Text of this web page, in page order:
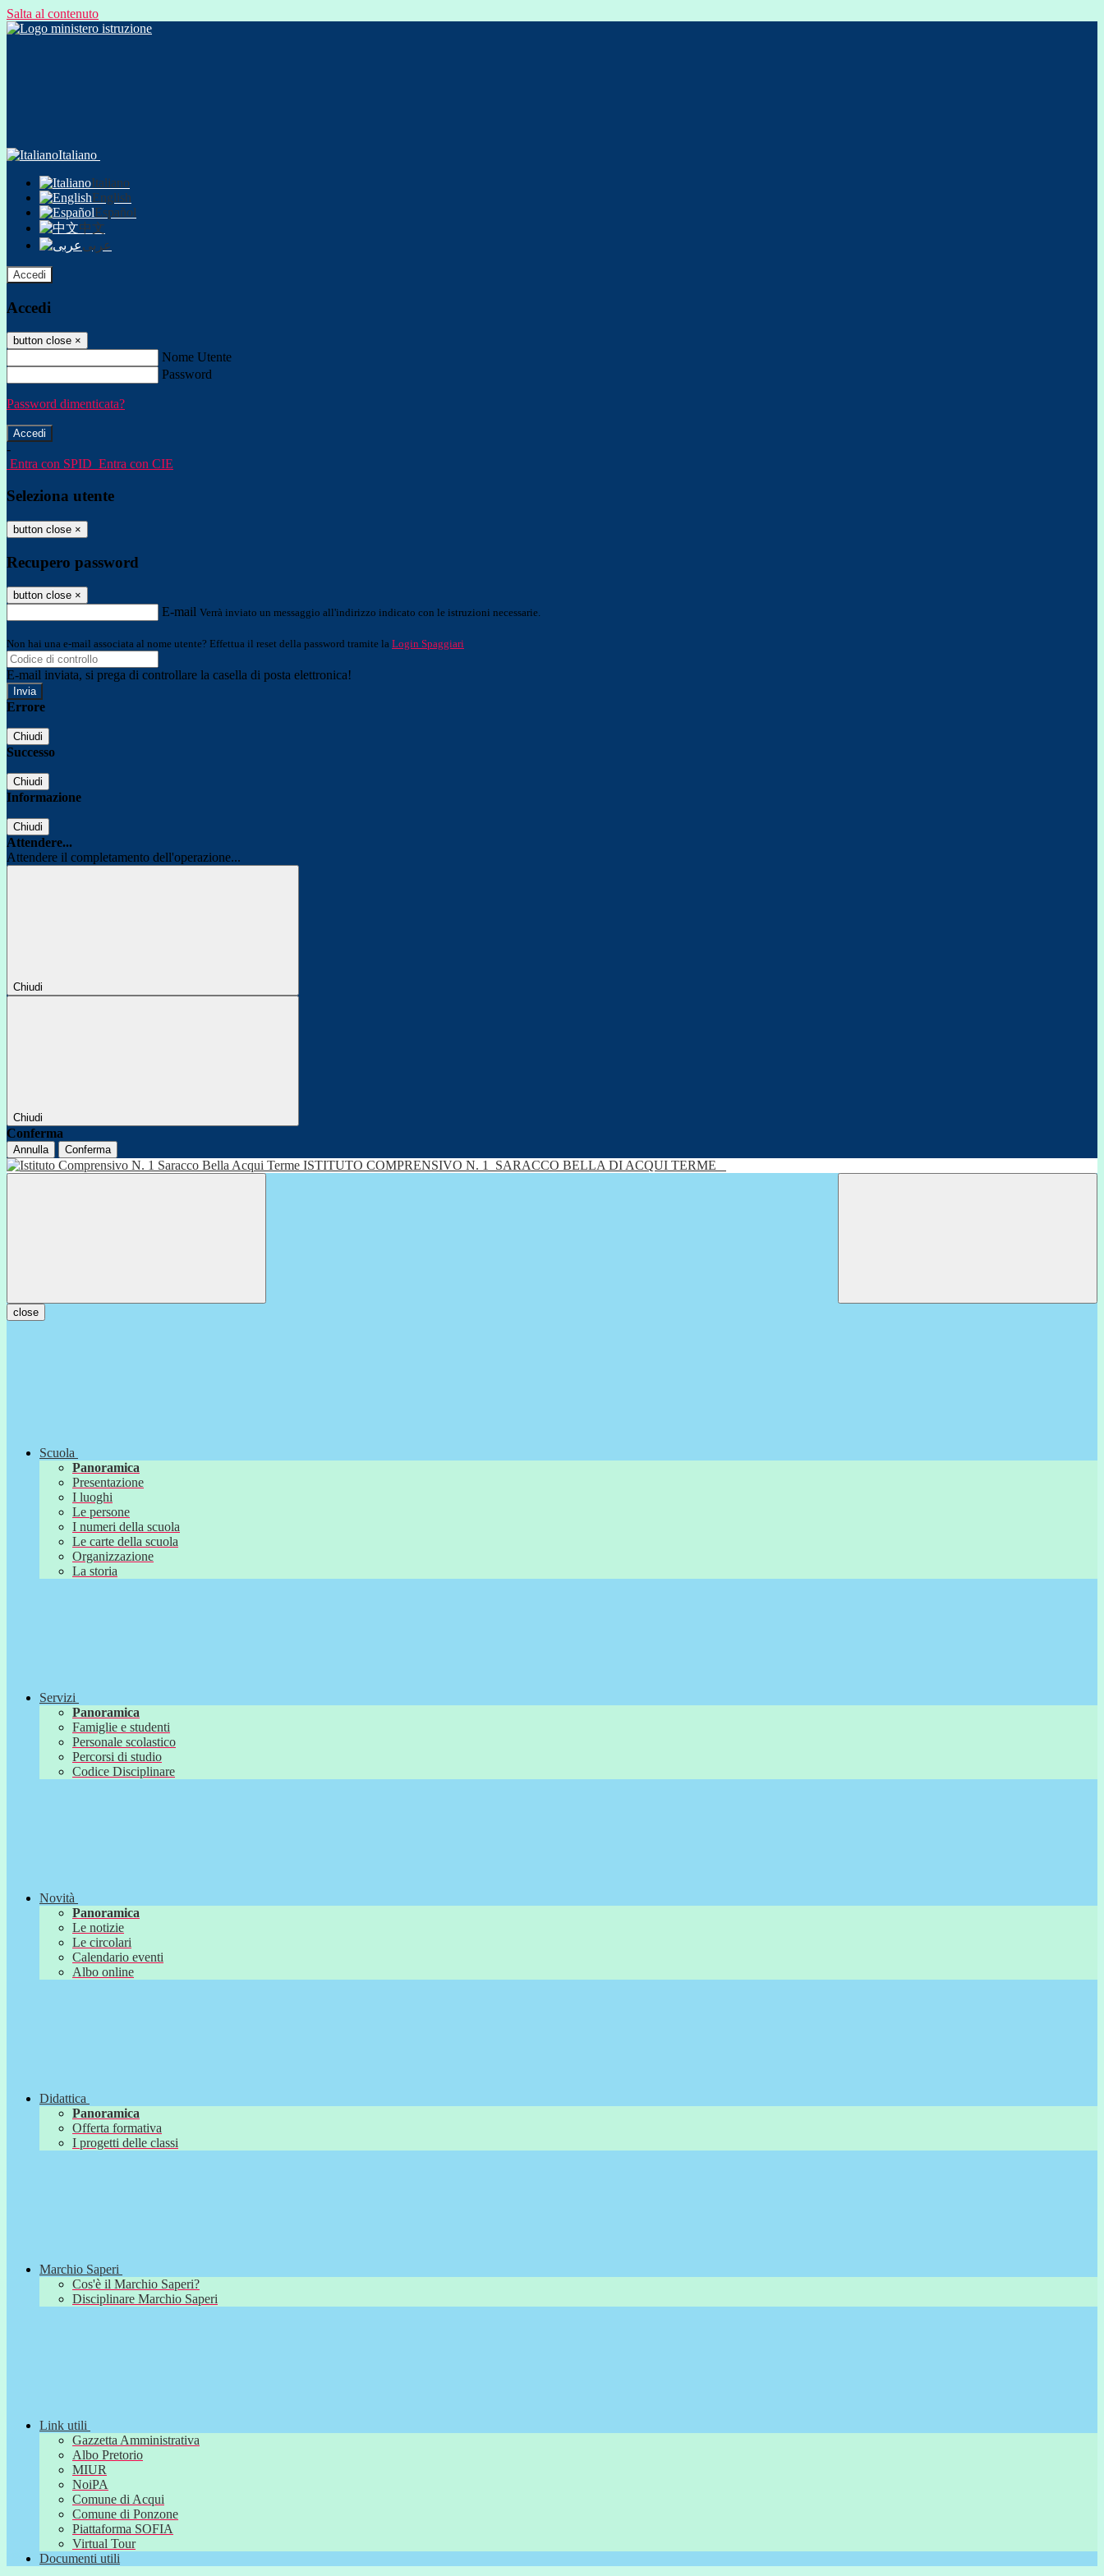
Salta al contenuto
Italiano
Italiano
English
Español
中文
عربى
Accedi
Accedi
button close ×
Nome Utente
Password
Password dimenticata?
-
Entra con SPID Entra con CIE
Seleziona utente
button close ×
Recupero password
button close ×
E-mail Verrà inviato un messaggio all'indirizzo indicato con le istruzioni necessarie.
Non hai una e-mail associata al nome utente? Effettua il reset della password tramite la Login Spaggiari
E-mail inviata, si prega di controllare la casella di posta elettronica!
Errore
Chiudi
Successo
Chiudi
Informazione
Chiudi
Attendere...
Attendere il completamento dell'operazione...
Chiudi
Chiudi
Conferma
Annulla Conferma
ISTITUTO COMPRENSIVO N. 1 SARACCO BELLA DI ACQUI TERME
close
Scuola
Panoramica
Presentazione
I luoghi
Le persone
I numeri della scuola
Le carte della scuola
Organizzazione
La storia
Servizi
Panoramica
Famiglie e studenti
Personale scolastico
Percorsi di studio
Codice Disciplinare
Novità
Panoramica
Le notizie
Le circolari
Calendario eventi
Albo online
Didattica
Panoramica
Offerta formativa
I progetti delle classi
Marchio Saperi
Cos'è il Marchio Saperi?
Disciplinare Marchio Saperi
Link utili
Gazzetta Amministrativa
Albo Pretorio
MIUR
NoiPA
Comune di Acqui
Comune di Ponzone
Piattaforma SOFIA
Virtual Tour
Documenti utili